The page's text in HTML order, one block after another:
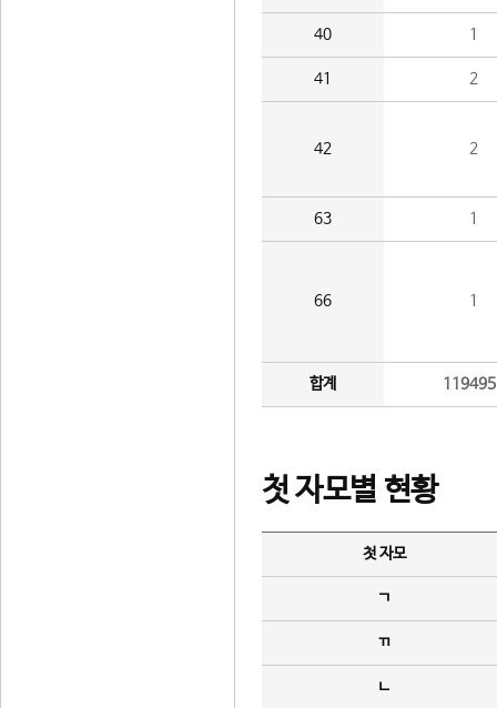
40 1
41 2
42 2
63 1
66 1
합계
첫 자모별 현황
첫 자모
ㄱ
ㄲ
ㄴ